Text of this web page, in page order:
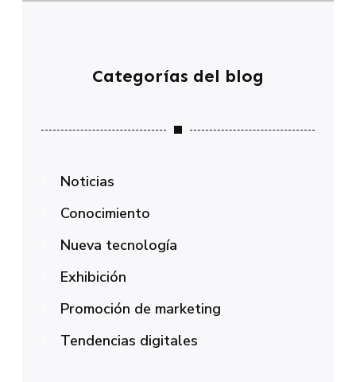
Categorías del blog
Noticias
Conocimiento
Nueva tecnología
Exhibición
Promoción de marketing
Tendencias digitales